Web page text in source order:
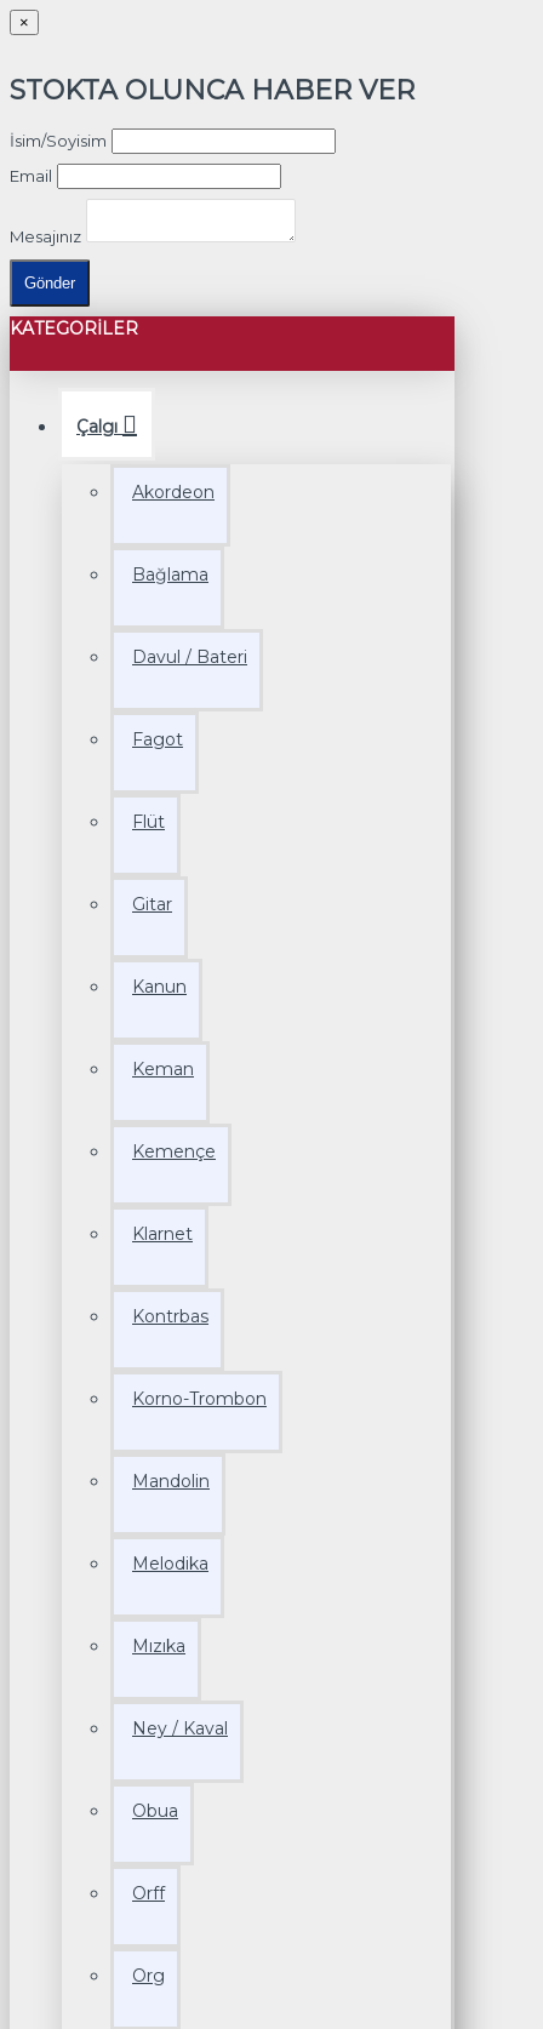
×
STOKTA OLUNCA HABER VER
İsim/Soyisim
Email
Mesajınız
Gönder
KATEGORILER
Çalgı
Akordeon
Bağlama
Davul / Bateri
Fagot
Flüt
Gitar
Kanun
Keman
Kemençe
Klarnet
Kontrbas
Korno-Trombon
Mandolin
Melodika
Mızıka
Ney / Kaval
Obua
Orff
Org